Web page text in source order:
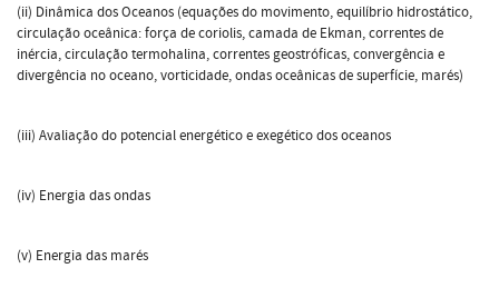
(ii) Dinâmica dos Oceanos (equações do movimento, equilíbrio hidrostático,
circulação oceânica: força de coriolis, camada de Ekman, correntes de
inércia, circulação termohalina, correntes geostróficas, convergência e
divergência no oceano, vorticidade, ondas oceânicas de superfície, marés)
(iii) Avaliação do potencial energético e exegético dos oceanos
(iv) Energia das ondas
(v) Energia das marés